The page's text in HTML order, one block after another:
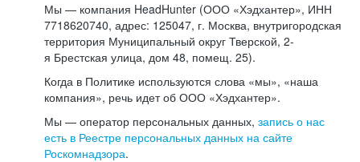
Мы — компания HeadHunter (ООО «Хэдхантер», ИНН
7718620740, адрес: 125047, г. Москва, внутригородская
территория Муниципальный округ Тверской, 2-
я Брестская улица, дом 48, помещ. 25).
Когда в Политике используются слова «мы», «наша
компания», речь идет об ООО «Хэдхантер».
Мы — оператор персональных данных, запись о нас
есть в Реестре персональных данных на сайте
Роскомнадзора.